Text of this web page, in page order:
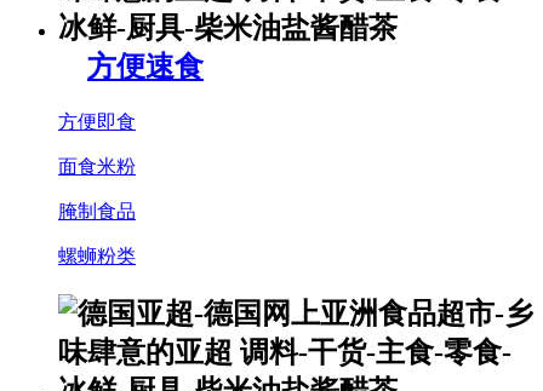
方便速食
方便即食
面食米粉
腌制食品
螺蛳粉类